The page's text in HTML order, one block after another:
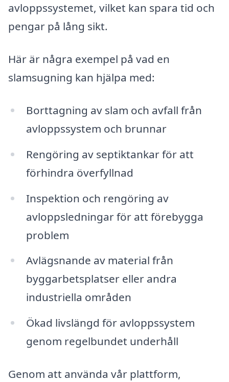
avloppssystemet, vilket kan spara tid och
pengar på lång sikt.
Här är några exempel på vad en
slamsugning kan hjälpa med:
Borttagning av slam och avfall från
avloppssystem och brunnar
Rengöring av septiktankar för att
förhindra överfyllnad
Inspektion och rengöring av
avloppsledningar för att förebygga
problem
Avlägsnande av material från
byggarbetsplatser eller andra
industriella områden
Ökad livslängd för avloppssystem
genom regelbundet underhåll
Genom att använda vår plattform,